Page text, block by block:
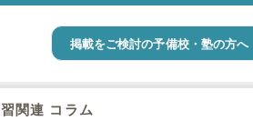
掲載をご検討の予備校・塾の方へ
関連 コラム